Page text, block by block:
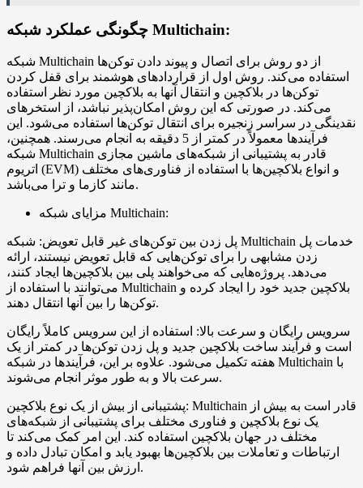
چگونگی عملکرد شبکه Multichain:
شبکه Multichain از دو روش برای اتصال و پیوند دادن توکن‌ها
استفاده می‌کند. روش اول از قراردادهای هوشمند برای قفل کردن
توکن‌ها در بلاکچین و انتقال آنها به بلاکچین مورد نظر استفاده
می‌کند. در صورتی که این روش امکان‌پذیر نباشد، از استخرهای
نقدینگی در سراسر زنجیره برای انتقال توکن‌ها استفاده می‌شود. این
فرآیندها معمولاً در کمتر از 5 دقیقه به انجام می‌رسند. همچنین،
شبکه Multichain قادر به پشتیبانی از شبکه‌های ماشین مجازی
اتریوم (EVM) و انواع بلاکچین‌ها با استفاده از فناوری‌های مختلف
مانند کازما و ترا می‌باشد.
مزایای شبکه Multichain:
پل زدن بین توکن‌های غیر قابل تعویض: شبکه Multichain خدمات پل
زدن مشابهی را برای توکن‌هایی که قابل تعویض نیستند، ارائه
می‌دهد. پروژه‌هایی که می‌خواهند پلی بین بلاکچین‌ها ایجاد کنند،
می‌توانند با استفاده از Multichain بلاکچین جدید خود را ایجاد کرده و
توکن‌ها را بین آنها انتقال دهند.
سرویس رایگان و سرعت بالا: استفاده از این سرویس کاملاً رایگان
است و فرآیند ساخت بلاکچین جدید و پل زدن توکن‌ها در کمتر از یک
هفته تکمیل می‌شود. علاوه بر این، فرآیندها در شبکه Multichain با
سرعت بالا و به طور موثر انجام می‌شوند.
پشتیبانی از بیش از یک نوع بلاکچین: Multichain قادر است به بیش از
یک نوع بلاکچین و فناوری مختلف برای پشتیبانی از شبکه‌های
مختلف در جهان بلاکچین استفاده کند. این امر کمک می‌کند تا
ارتباطات و تعاملات بین بلاکچین‌ها بهبود یابد و امکان تبادل داده و
ارزش بین آنها فراهم شود.